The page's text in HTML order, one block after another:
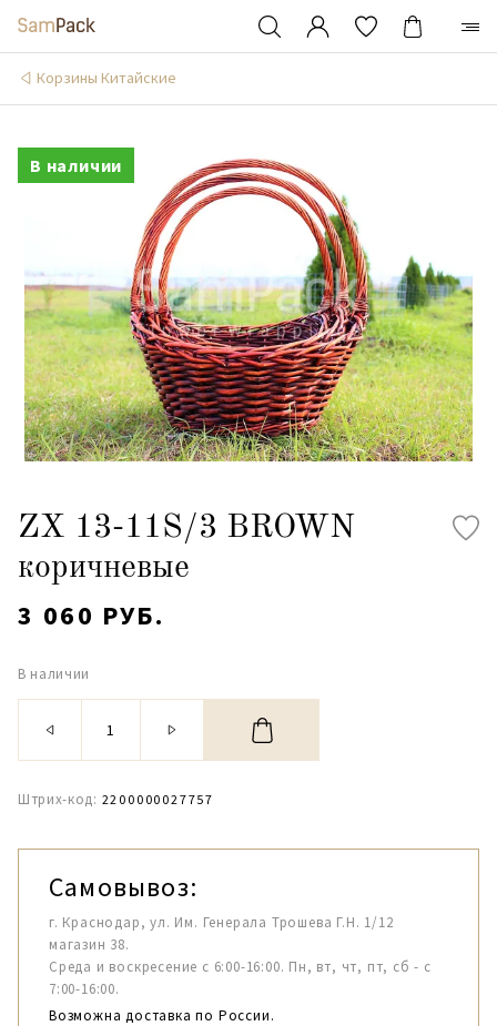
Корзины Китайские
В наличии
ZX 13-11S/3 BROWN
коричневые
3 060 РУБ.
В наличии
Штрих-код: 2200000027757
Самовывоз:
г. Краснодар, ул. Им. Генерала Трошева Г.Н. 1/12
магазин 38.
Среда и воскресение с 6:00-16:00. Пн, вт, чт, пт, сб - с
7:00-16:00.
Возможна доставка по России.